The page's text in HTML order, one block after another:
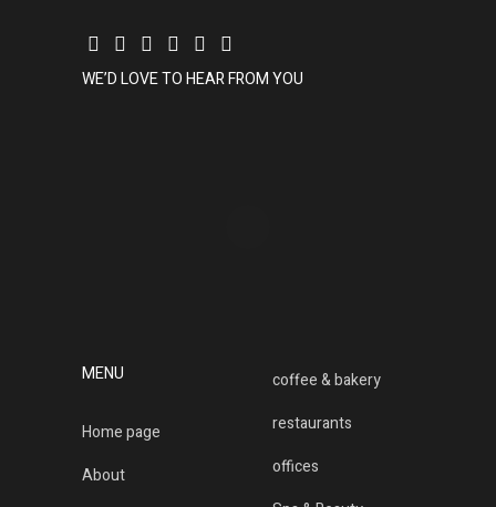
WE’D LOVE TO HEAR FROM YOU
MENU
Home page
About
coffee & bakery
restaurants
offices